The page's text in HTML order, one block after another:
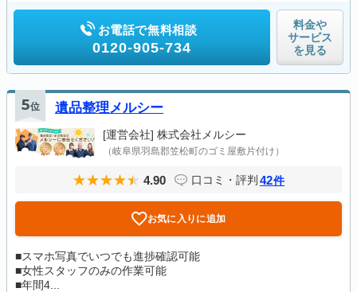
お電話で無料相談
0120-905-734
料金や
サービス
を見る
5位 遺品整理メルシー
[運営会社] 株式会社メルシー
（岐阜県羽島郡笠松町のゴミ屋敷片付け）
4.90 口コミ・評判 42件
お気に入りに追加
■スマホ写真でいつでも進捗確認可能
■女性スタッフのみの作業可能
■年間4...